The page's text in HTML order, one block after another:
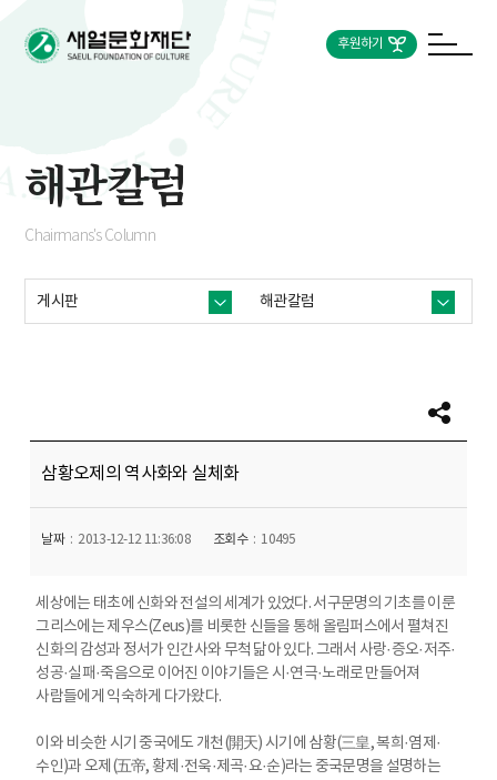
후원하기
해관칼럼
Chairmans's Column
게시판 해관칼럼
삼황오제의 역사화와 실체화
날짜 2013-12-12 11:36:08 조회수 10495
세상에는 태초에 신화와 전설의 세계가 있었다. 서구문명의 기초를 이룬
그리스에는 제우스(Zeus)를 비롯한 신들을 통해 올림퍼스에서 펼쳐진
신화의 감성과 정서가 인간사와 무척 닮아 있다. 그래서 사랑·증오·저주·
성공·실패·죽음으로 이어진 이야기들은 시·연극·노래로 만들어져
사람들에게 익숙하게 다가왔다.
이와 비슷한 시기 중국에도 개천(開天) 시기에 삼황(三皇, 복희·염제·
수인)과 오제(五帝, 황제·전욱·제곡·요·순)라는 중국문명을 설명하는